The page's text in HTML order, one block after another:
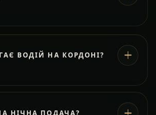
ВОДІЙ НА КОРДОНІ?
НІЧНА ПОДАЧА?